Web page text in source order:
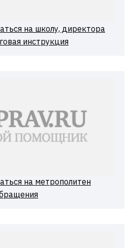
на школу, директора
инструкция
на метрополитен